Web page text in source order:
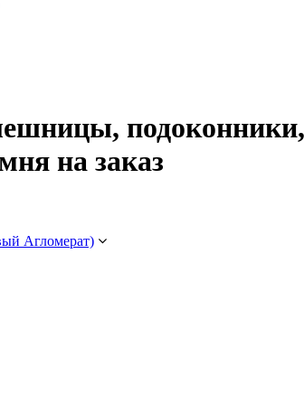
на заказ
Агломерат)